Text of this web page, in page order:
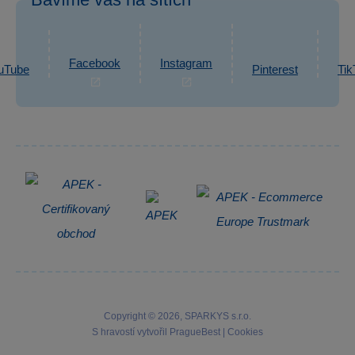
Reklamace
Informace o zpracování osobních údajů
eshop@sparkys.cz
Napsat zprávu
Facebook Instagram Pinterest
Copyright © 2026, SPARKYS s.r.o.
S hravostí vytvořil
PragueBest Cookies